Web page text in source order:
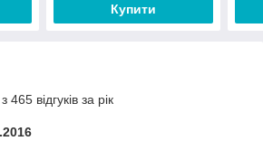
Купити
відгуків за рік